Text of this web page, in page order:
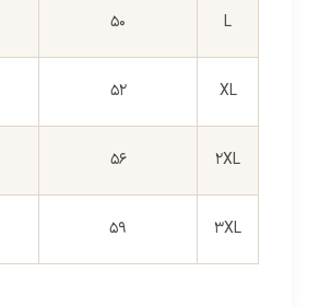
L
50
XL
52
2XL
56
3XL
59